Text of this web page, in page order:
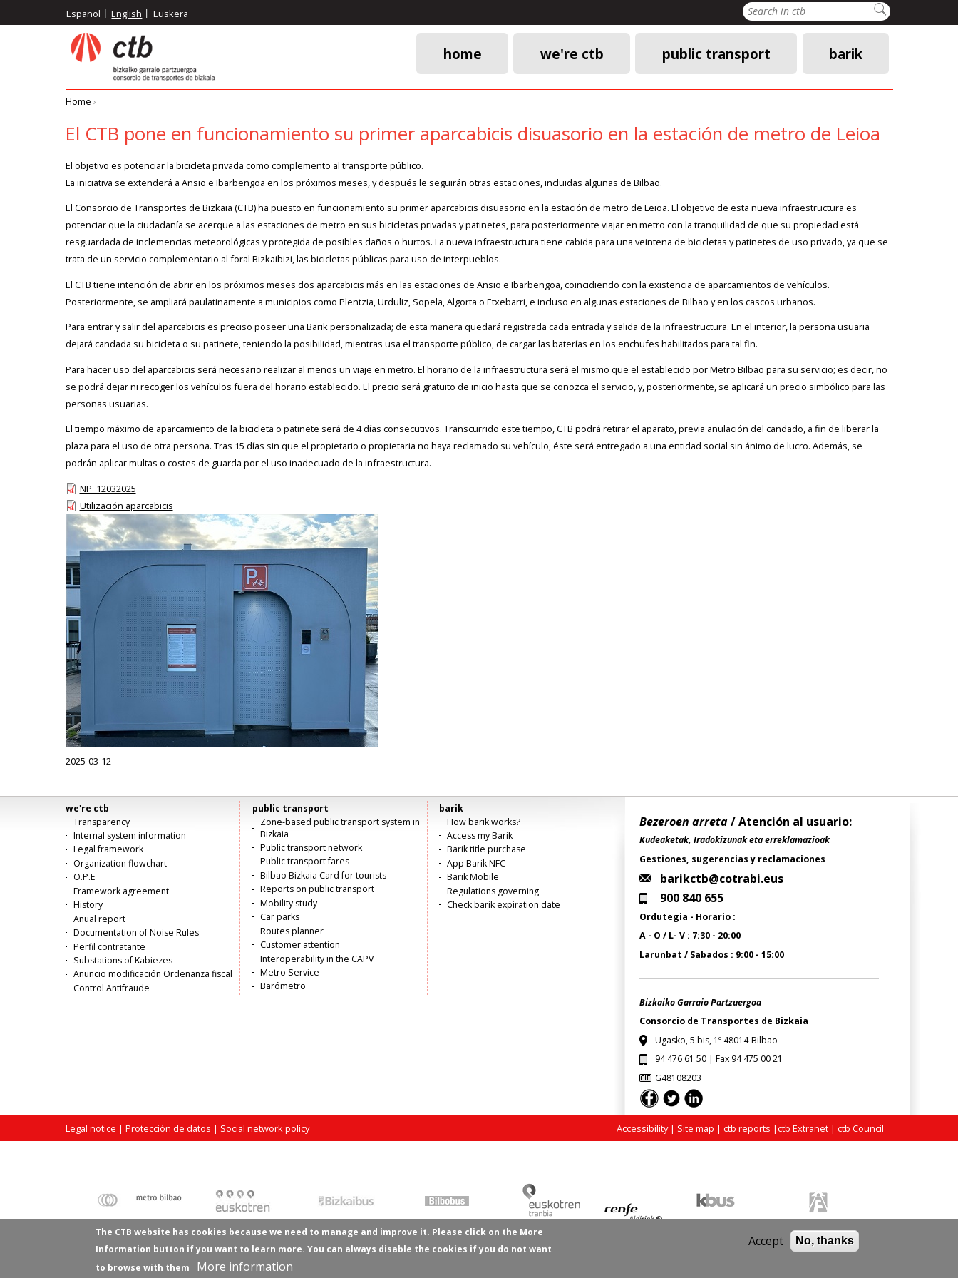
to
Search
Español English Euskera
Main
navigation
home we're ctb public transport barik
Breadcrumb
Home ›
El CTB pone en funcionamiento su primer aparcabicis disuasorio en la estación de metro de Leioa
El objetivo es potenciar la bicicleta privada como complemento al transporte público.
La iniciativa se extenderá a Ansio e Ibarbengoa en los próximos meses, y después le seguirán otras estaciones, incluidas algunas de Bilbao.
El Consorcio de Transportes de Bizkaia (CTB) ha puesto en funcionamiento su primer aparcabicis disuasorio en la estación de metro de Leioa. El objetivo de esta nueva infraestructura es
potenciar que la ciudadanía se acerque a las estaciones de metro en sus bicicletas privadas y patinetes, para posteriormente viajar en metro con la tranquilidad de que su propiedad está
resguardada de inclemencias meteorológicas y protegida de posibles daños o hurtos. La nueva infraestructura tiene cabida para una veintena de bicicletas y patinetes de uso privado, ya que se
trata de un servicio complementario al foral Bizkaibizi, las bicicletas públicas para uso de interpueblos.
El CTB tiene intención de abrir en los próximos meses dos aparcabicis más en las estaciones de Ansio e Ibarbengoa, coincidiendo con la existencia de aparcamientos de vehículos.
Posteriormente, se ampliará paulatinamente a municipios como Plentzia, Urduliz, Sopela, Algorta o Etxebarri, e incluso en algunas estaciones de Bilbao y en los cascos urbanos.
Para entrar y salir del aparcabicis es preciso poseer una Barik personalizada; de esta manera quedará registrada cada entrada y salida de la infraestructura. En el interior, la persona usuaria
dejará candada su bicicleta o su patinete, teniendo la posibilidad, mientras usa el transporte público, de cargar las baterías en los enchufes habilitados para tal fin.
Para hacer uso del aparcabicis será necesario realizar al menos un viaje en metro. El horario de la infraestructura será el mismo que el establecido por Metro Bilbao para su servicio; es decir, no
se podrá dejar ni recoger los vehículos fuera del horario establecido. El precio será gratuito de inicio hasta que se conozca el servicio, y, posteriormente, se aplicará un precio simbólico para las
personas usuarias.
El tiempo máximo de aparcamiento de la bicicleta o patinete será de 4 días consecutivos. Transcurrido este tiempo, CTB podrá retirar el aparato, previa anulación del candado, a fin de liberar la
plaza para el uso de otra persona. Tras 15 días sin que el propietario o propietaria no haya reclamado su vehículo, éste será entregado a una entidad social sin ánimo de lucro. Además, se
podrán aplicar multas o costes de guarda por el uso inadecuado de la infraestructura.
NP_12032025
Utilización aparcabicis
2025-03-12
Menú
principal
we're ctb
Transparency
Internal system information
Legal framework
Organization flowchart
O.P.E
Framework agreement
History
Anual report
Documentation of Noise Rules
Perfil contratante
Substations of Kabiezes
Anuncio modificación Ordenanza fiscal
Control Antifraude
public transport
Zone-based public transport system in
Bizkaia
Public transport network
Public transport fares
Bilbao Bizkaia Card for tourists
Reports on public transport
Mobility study
Car parks
Routes planner
Customer attention
Interoperability in the CAPV
Metro Service
Barómetro
barik
How barik works?
Access my Barik
Barik title purchase
App Barik NFC
Barik Mobile
Regulations governing
Check barik expiration date
Bezeroen arreta/ Atención al usuario:
Kudeaketak, Iradokizunak eta erreklamazioak
Gestiones, sugerencias y reclamaciones
barikctb@cotrabi.eus
900 840 655
Ordutegia - Horario :
A - O / L- V : 7:30 - 20:00
Larunbat / Sabados : 9:00 - 15:00
Bizkaiko Garraio Partzuergoa
Consorcio de Transportes de Bizkaia
Ugasko, 5 bis, 1º 48014-Bilbao
94 476 61 50 | Fax 94 475 00 21
G48108203
Legal notice | Protección de datos | Social network policy Accessibility| Site map | ctb reports |ctb Extranet| ctb Council
The CTB website has cookies because we need to manage and improve it. Please click on the More
Information button if you want to learn more. You can always disable the cookies if you do not want
to browse with them
More information
Accept No, thanks